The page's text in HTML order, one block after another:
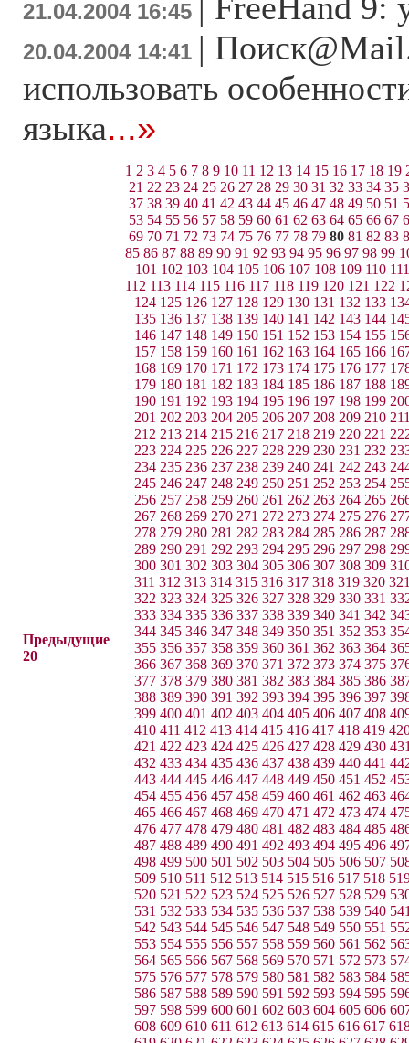
21.04.2004 16:45 | FreeHand 9:
20.04.2004 14:41 |
использовать
языка...»
Предыдущие
20
1 2 3 4 5 6 7 8 9 10 11 12 13 14 15 16 17 18 19
21 22 23 24 25 26 27 28 29 30 31 32 33 34 35
37 38 39 40 41 42 43 44 45 46 47 48 49 50 51
53 54 55 56 57 58 59 60 61 62 63 64 65 66 67
69 70 71 72 73 74 75 76 77 78 79 80 81 82 83
85 86 87 88 89 90 91 92 93 94 95 96 97 98 99
101 102 103 104 105 106 107 108 109 110 111
112 113 114 115 116 117 118 119 120 121 122
124 125 126 127 128 129 130 131 132 133
135 136 137 138 139 140 141 142 143 144
146 147 148 149 150 151 152 153 154 155
157 158 159 160 161 162 163 164 165 166
168 169 170 171 172 173 174 175 176 177
179 180 181 182 183 184 185 186 187 188
190 191 192 193 194 195 196 197 198 199
201 202 203 204 205 206 207 208 209 210
212 213 214 215 216 217 218 219 220 221
223 224 225 226 227 228 229 230 231 232
234 235 236 237 238 239 240 241 242 243
245 246 247 248 249 250 251 252 253 254
256 257 258 259 260 261 262 263 264 265
267 268 269 270 271 272 273 274 275 276
278 279 280 281 282 283 284 285 286 287
289 290 291 292 293 294 295 296 297 298
300 301 302 303 304 305 306 307 308 309
311 312 313 314 315 316 317 318 319 320
322 323 324 325 326 327 328 329 330 331
333 334 335 336 337 338 339 340 341 342
344 345 346 347 348 349 350 351 352 353
355 356 357 358 359 360 361 362 363 364
366 367 368 369 370 371 372 373 374 375
377 378 379 380 381 382 383 384 385 386
388 389 390 391 392 393 394 395 396 397
399 400 401 402 403 404 405 406 407 408
410 411 412 413 414 415 416 417 418 419
421 422 423 424 425 426 427 428 429 430
432 433 434 435 436 437 438 439 440 441
443 444 445 446 447 448 449 450 451 452
454 455 456 457 458 459 460 461 462 463
465 466 467 468 469 470 471 472 473 474
476 477 478 479 480 481 482 483 484 485
487 488 489 490 491 492 493 494 495 496
498 499 500 501 502 503 504 505 506 507
509 510 511 512 513 514 515 516 517 518
520 521 522 523 524 525 526 527 528 529
531 532 533 534 535 536 537 538 539 540
542 543 544 545 546 547 548 549 550 551
553 554 555 556 557 558 559 560 561 562
564 565 566 567 568 569 570 571 572 573
575 576 577 578 579 580 581 582 583 584
586 587 588 589 590 591 592 593 594 595
597 598 599 600 601 602 603 604 605 606
608 609 610 611 612 613 614 615 616 617